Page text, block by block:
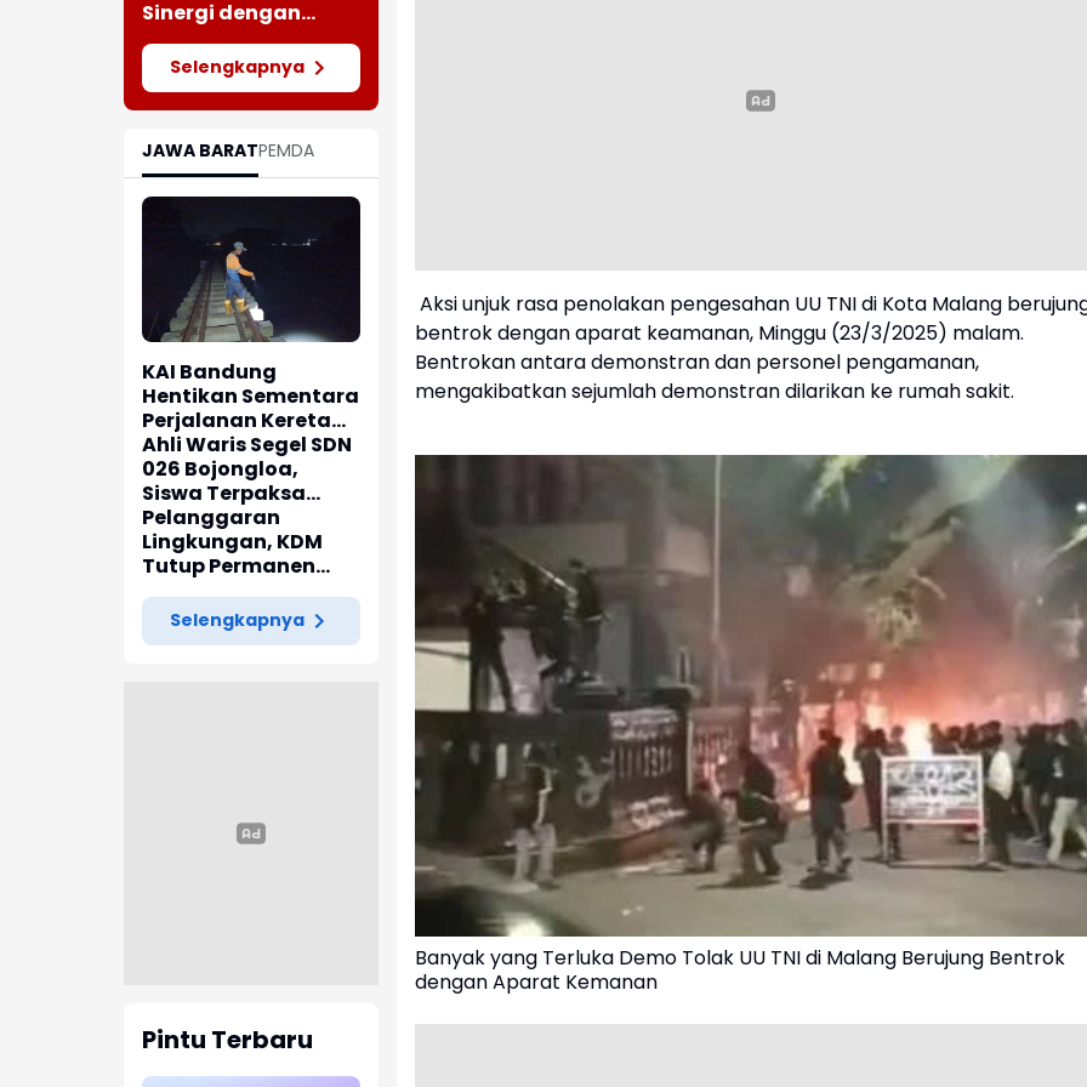
Meluas
Sinergi dengan
Insan Pers Melalui
Silaturahmi
Bersama Media
Selengkapnya
JAWA BARATPEMDA
KAI Bandung
Hentikan Sementara
Perjalanan Kereta
Pascagempa
Pangandaran
Ahli Waris Segel SDN
026 Bojongloa,
Siswa Terpaksa
Belajar Jarak Jauh
Pelanggaran
Lingkungan, KDM
Tutup Permanen
Lima Tambang Batu
Kapur di Cipatat
Selengkapnya
Pintu Terbaru
Aksi unjuk rasa penolakan pengesahan UU TNI di Kota Malang
bentrok dengan aparat keamanan, Minggu (23/3/2025) malam.
Bentrokan antara demonstran dan personel pengamanan,
mengakibatkan sejumlah demonstran dilarikan ke rumah sakit.
Banyak yang Terluka Demo Tolak UU TNI di Malang Berujung Bentrok
dengan Aparat Kemanan